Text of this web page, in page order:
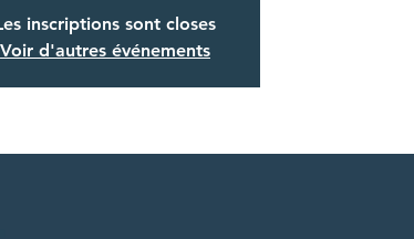
inscriptions sont closes
Voir d'autres événements